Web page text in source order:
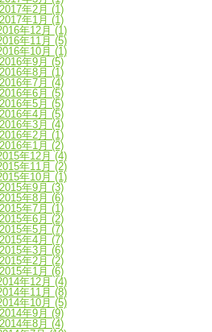
2017年2月 (1)
2017年1月 (1)
年12月 (1)
年11月 (5)
年10月 (1)
2016年9月 (5)
2016年8月 (1)
2016年7月 (4)
2016年6月 (5)
2016年5月 (5)
2016年4月 (5)
2016年3月 (4)
2016年2月 (1)
2016年1月 (2)
年12月 (4)
年11月 (2)
年10月 (1)
2015年9月 (3)
2015年8月 (6)
2015年7月 (1)
2015年6月 (2)
2015年5月 (7)
2015年4月 (7)
2015年3月 (6)
2015年2月 (2)
2015年1月 (6)
年12月 (4)
年11月 (8)
年10月 (5)
2014年9月 (9)
2014年8月 (4)